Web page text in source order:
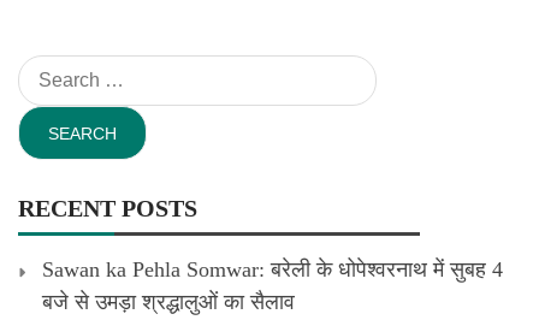
Search
for:
RECENT POSTS
Sawan ka Pehla Somwar: बरेली के धोपेश्वरनाथ में सुबह 4
बजे से उमड़ा श्रद्धालुओं का सैलाव